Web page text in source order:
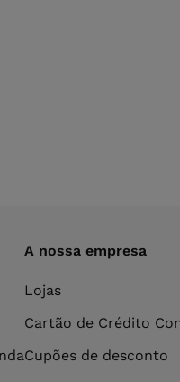
A nossa empresa
Lojas
Cartão de Crédito
Cupões de desconto